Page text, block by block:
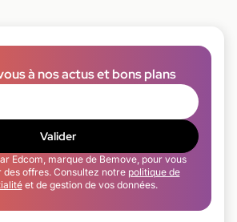
à nos actus et bons plans
Valider
Edcom, marque de Bemove, pour vous
des offres. Consultez notre politique de
et de gestion de vos données.